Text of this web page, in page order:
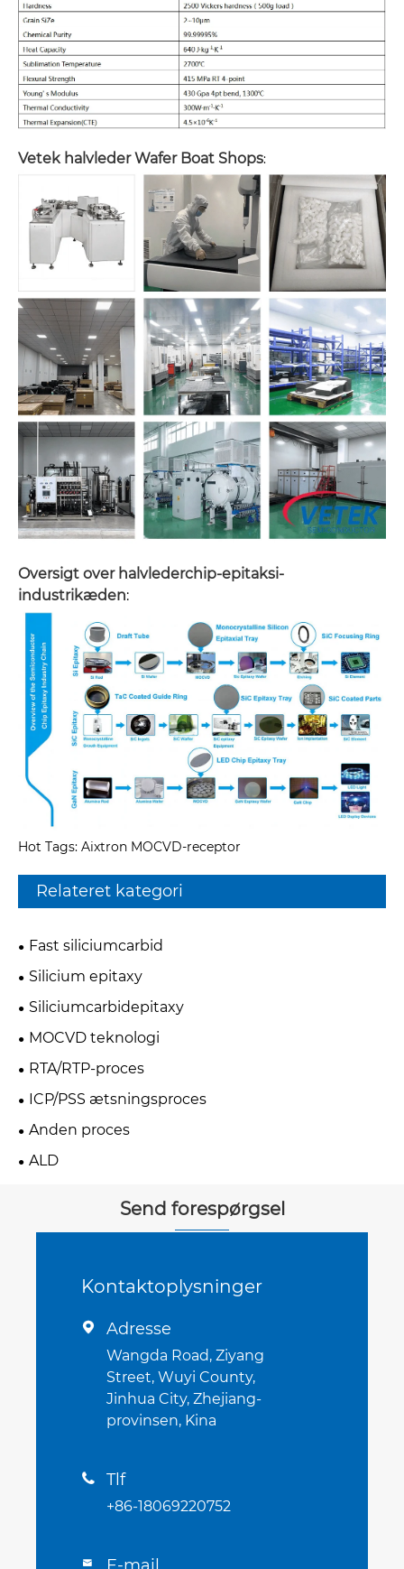
Vetek halvleder Wafer Boat Shops:
Oversigt over halvlederchip-epitaksi-
industrikæden:
Hot Tags: Aixtron MOCVD-receptor
Relateret kategori
Fast siliciumcarbid
Silicium epitaxy
Siliciumcarbidepitaxy
MOCVD teknologi
RTA/RTP-proces
ICP/PSS ætsningsproces
Anden proces
ALD
Send forespørgsel
Kontaktoplysninger
 Adresse
Wangda Road, Ziyang
Street, Wuyi County,
Jinhua City, Zhejiang-
provinsen, Kina
 Tlf
+86-18069220752
